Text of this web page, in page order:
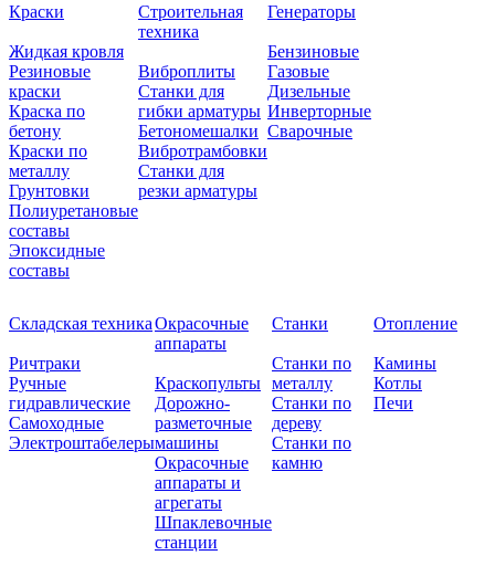
Краски
Жидкая кровля
Резиновые
краски
Краска по
бетону
Краски по
металлу
Грунтовки
Полиуретановые
составы
Эпоксидные
составы
Строительная
техника
Виброплиты
Станки для
гибки арматуры
Бетономешалки
Вибротрамбовки
Станки для
резки арматуры
Генераторы
Бензиновые
Газовые
Дизельные
Инверторные
Сварочные
Складская техника
Ричтраки
Ручные
гидравлические
Самоходные
Электроштабелеры
Окрасочные
аппараты
Краскопульты
Дорожно-
разметочные
машины
Окрасочные
аппараты и
агрегаты
Шпаклевочные
станции
Станки
Станки по
металлу
Станки по
дереву
Станки по
камню
Отопление
Камины
Котлы
Печи